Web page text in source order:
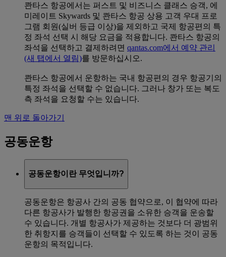
콴타스 항공에서는 퍼스트 및 비즈니스 클래스 승객, 에
미레이트 Skywards 및 콴타스 항공 상용 고객 우대 프로
그램 회원(실버 등급 이상)을 제외하고 국제 항공편의 특
정 좌석 선택 시 해당 요금을 적용합니다. 콴타스 항공의
좌석을 선택하고 결제하려면 qantas.com에서 예약 관리
(새 탭에서 열림)를 방문하십시오.
콴타스 항공에서 운항하는 국내 항공편의 경우 항공기의
특정 좌석을 선택할 수 없습니다. 그러나 창가 또는 복도
측 좌석을 요청할 수는 있습니다.
맨 위로 돌아가기
공동운항
공동운항이란 무엇입니까?
공동운항은 항공사 간의 공동 협약으로, 이 협약에 따라
다른 항공사가 발행한 항공권을 소유한 승객을 운송할
수 있습니다. 개별 항공사가 제공하는 것보다 더 광범위
한 취항지를 승객들이 선택할 수 있도록 하는 것이 공동
운항의 목적입니다.